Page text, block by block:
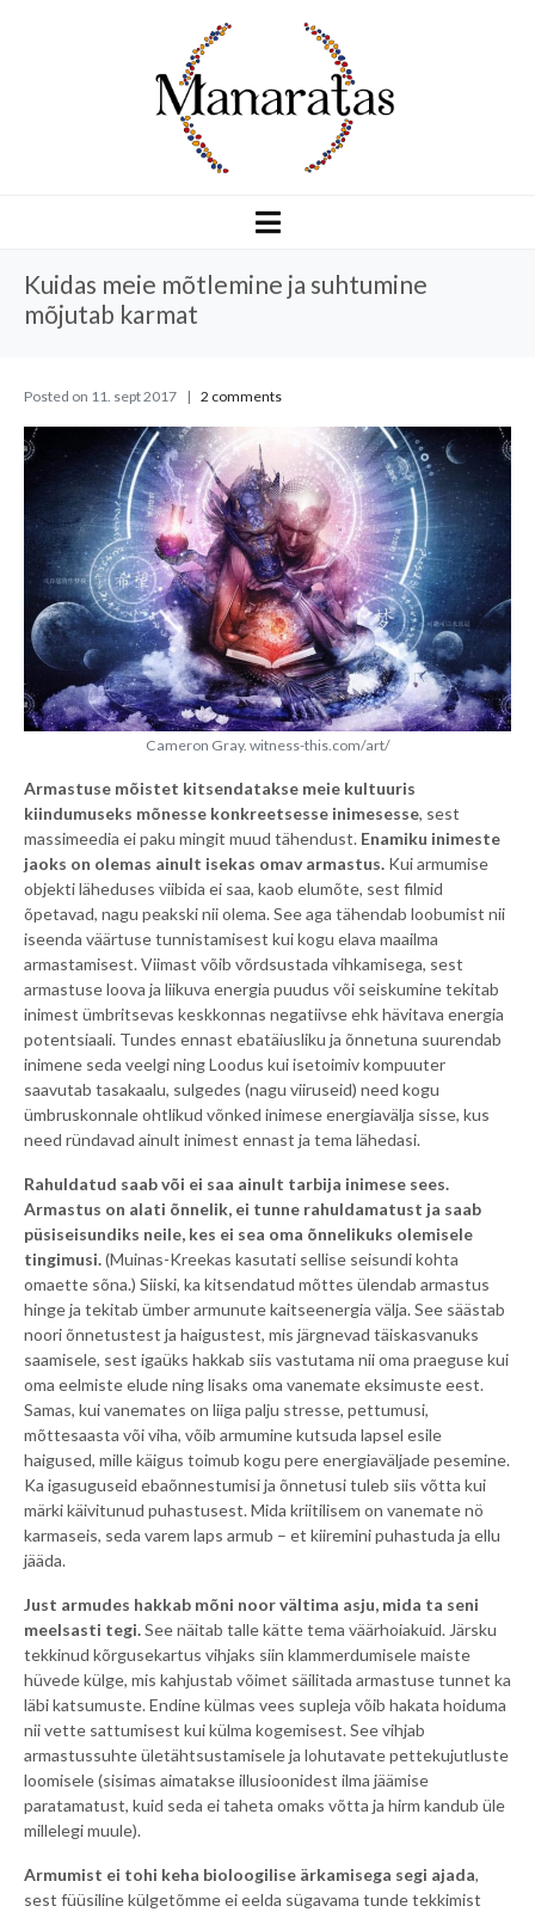
Kuidas meie mõtlemine ja suhtumine
mõjutab karmat
Posted on 11. sept 2017 2 comments
Cameron Gray. witness-this.com/art/
Armastuse mõistet kitsendatakse meie kultuuris
kiindumuseks mõnesse konkreetsesse inimesesse, sest
massimeedia ei paku mingit muud tähendust. Enamiku inimeste
jaoks on olemas ainult isekas omav armastus. Kui armumise
objekti läheduses viibida ei saa, kaob elumõte, sest filmid
õpetavad, nagu peakski nii olema. See aga tähendab loobumist nii
iseenda väärtuse tunnistamisest kui kogu elava maailma
armastamisest. Viimast võib võrdsustada vihkamisega, sest
armastuse loova ja liikuva energia puudus või seiskumine tekitab
inimest ümbritsevas keskkonnas negatiivse ehk hävitava energia
potentsiaali. Tundes ennast ebatäiusliku ja õnnetuna suurendab
inimene seda veelgi ning Loodus kui isetoimiv kompuuter
saavutab tasakaalu, sulgedes (nagu viiruseid) need kogu
ümbruskonnale ohtlikud võnked inimese energiavälja sisse, kus
need ründavad ainult inimest ennast ja tema lähedasi.
Rahuldatud saab või ei saa ainult tarbija inimese sees.
Armastus on alati õnnelik, ei tunne rahuldamatust ja saab
püsiseisundiks neile, kes ei sea oma õnnelikuks olemisele
tingimusi.(Muinas-Kreekas kasutati sellise seisundi kohta
omaette sõna.) Siiski, ka kitsendatud mõttes ülendab armastus
hinge ja tekitab ümber armunute kaitseenergia välja. See säästab
noori õnnetustest ja haigustest, mis järgnevad täiskasvanuks
saamisele, sest igaüks hakkab siis vastutama nii oma praeguse kui
oma eelmiste elude ning lisaks oma vanemate eksimuste eest.
Samas, kui vanemates on liiga palju stresse, pettumusi,
mõttesaasta või viha, võib armumine kutsuda lapsel esile
haigused, mille käigus toimub kogu pere energiaväljade pesemine.
Ka igasuguseid ebaõnnestumisi ja õnnetusi tuleb siis võtta kui
märki käivitunud puhastusest. Mida kriitilisem on vanemate nö
karmaseis, seda varem laps armub – et kiiremini puhastuda ja ellu
jääda.
Just armudes hakkab mõni noor vältima asju, mida ta seni
meelsasti tegi.See näitab talle kätte tema väärhoiakuid. Järsku
tekkinud kõrgusekartus vihjaks siin klammerdumisele maiste
hüvede külge, mis kahjustab võimet säilitada armastuse tunnet ka
läbi katsumuste. Endine külmas vees supleja võib hakata hoiduma
nii vette sattumisest kui külma kogemisest. See vihjab
armastussuhte ületähtsustamisele ja lohutavate pettekujutluste
loomisele (sisimas aimatakse illusioonidest ilma jäämise
paratamatust, kuid seda ei taheta omaks võtta ja hirm kandub üle
millelegi muule).
Armumist ei tohi keha bioloogilise ärkamisega segi ajada,
sest füüsiline külgetõmme ei eelda sügavama tunde tekkimist